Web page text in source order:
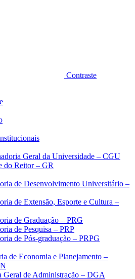
Contraste
Geral da Universidade – CGU
do Reitor – GR
de Desenvolvimento Universitário –
de Extensão, Esporte e Cultura –
de Graduação – PRG
de Pesquisa – PRP
de Pós-graduação – PRPG
de Economia e Planejamento –
Geral de Administração – DGA